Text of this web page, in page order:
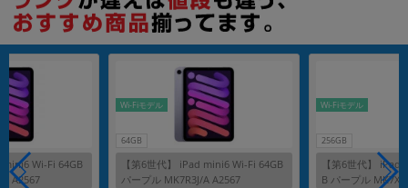
Wi-Fi 64GB
A2567
64GB
Wi-Fiモデル
【第6世代】 iPad mini6 Wi-Fi 64GB
パープル MK7R3J/A A2567
256GB
Wi-Fiモデル
【第6世代】
B パープル